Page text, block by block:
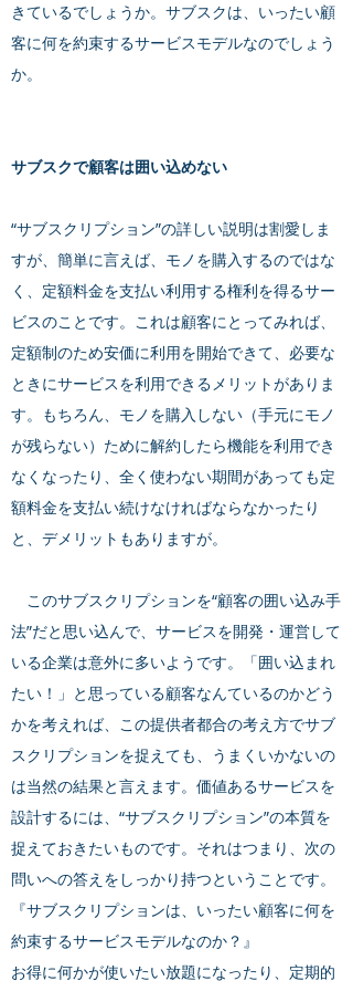
きているでしょうか。サブスクは、いったい顧
客に何を約束するサービスモデルなのでしょう
か。
サブスクで顧客は囲い込めない
“サブスクリプション”の詳しい説明は割愛しま
すが、簡単に言えば、モノを購入するのではな
く、定額料金を支払い利用する権利を得るサー
ビスのことです。これは顧客にとってみれば、
定額制のため安価に利用を開始できて、必要な
ときにサービスを利用できるメリットがありま
す。もちろん、モノを購入しない（手元にモノ
が残らない）ために解約したら機能を利用でき
なくなったり、全く使わない期間があっても定
額料金を支払い続けなければならなかったり
と、デメリットもありますが。
このサブスクリプションを“顧客の囲い込み手
法”だと思い込んで、サービスを開発・運営して
いる企業は意外に多いようです。「囲い込まれ
たい！」と思っている顧客なんているのかどう
かを考えれば、この提供者都合の考え方でサブ
スクリプションを捉えても、うまくいかないの
は当然の結果と言えます。価値あるサービスを
設計するには、“サブスクリプション”の本質を
捉えておきたいものです。それはつまり、次の
問いへの答えをしっかり持つということです。
『サブスクリプションは、いったい顧客に何を
約束するサービスモデルなのか？』
お得に何かが使いたい放題になったり、定期的